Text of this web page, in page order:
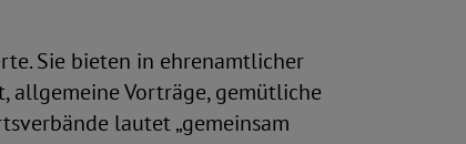
Sie bieten in ehrenamtlicher
allgemeine Vorträge, gemütliche
lautet „gemeinsam